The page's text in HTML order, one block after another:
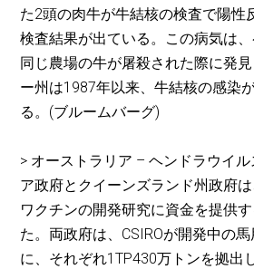
た2頭の肉牛が牛結核の検査で陽性
検査結果が出ている。この病気は
同じ農場の牛が屠殺された際に発
ー州は1987年以来、牛結核の感染
る。(ブルームバーグ)
> オーストラリア – ヘンドラウイ
ア政府とクイーンズランド州政府
ワクチンの開発研究に資金を提供
た。両政府は、CSIROが開発中の
に、それぞれ1TP430万トンを拠出